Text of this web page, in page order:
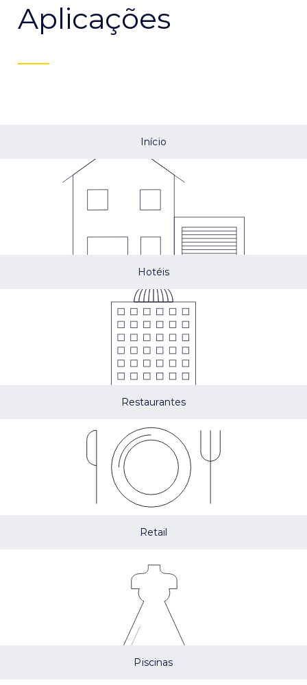
Aplicações
Início
Hotéis
Restaurantes
Retail
Piscinas